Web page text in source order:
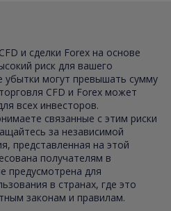
и сделки Forex на основе
риск для вашего
убытки могут превышать сумму
CFD и Forex может
всех инвесторов.
связанные с этим риски
за независимой
представленная на этой
получателям в
предусмотрена для
в странах, где это
законам и правилам.